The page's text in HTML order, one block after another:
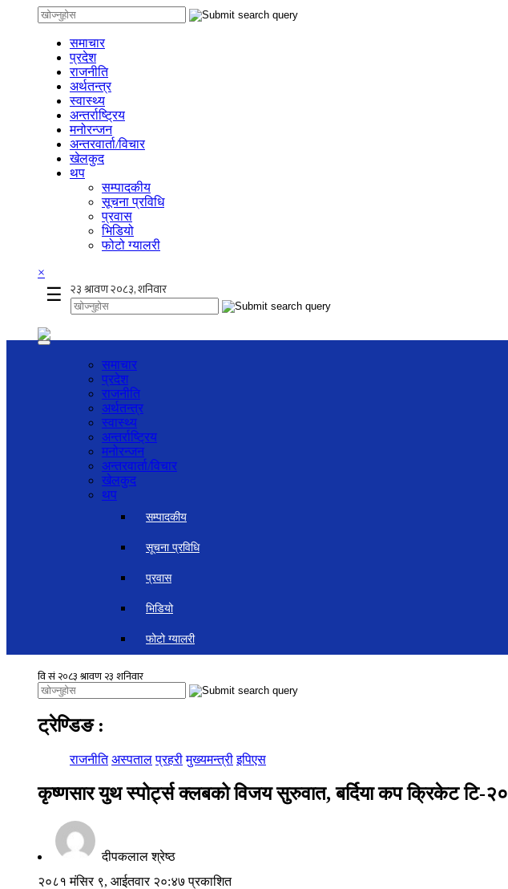
समाचार
प्रदेश
राजनीति
अर्थतन्त्र
स्वास्थ्य
अन्तर्राष्ट्रिय
मनोरन्जन
अन्तरवार्ता/विचार
खेलकुद
थप
सम्पादकीय
सूचना प्रविधि
प्रवास
भिडियो
फोटो ग्यालरी
×
☰
समाचार
प्रदेश
राजनीति
अर्थतन्त्र
स्वास्थ्य
अन्तर्राष्ट्रिय
मनोरन्जन
अन्तरवार्ता/विचार
खेलकुद
थप
सम्पादकीय
सूचना प्रविधि
प्रवास
भिडियो
फोटो ग्यालरी
ट्रेण्डिङ :
राजनीति अस्पताल प्रहरी मुख्यमन्त्री इपिएस
कृष्णसार युथ स्पोर्ट्स क्लबको विजय सुरुवात, बर्दिया कप क्रिकेट टि-२०
दीपकलाल श्रेष्ठ
२०८१ मंसिर ९, आईतवार २०:४७ प्रकाशित